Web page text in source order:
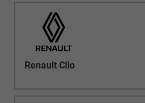
Renault Clio